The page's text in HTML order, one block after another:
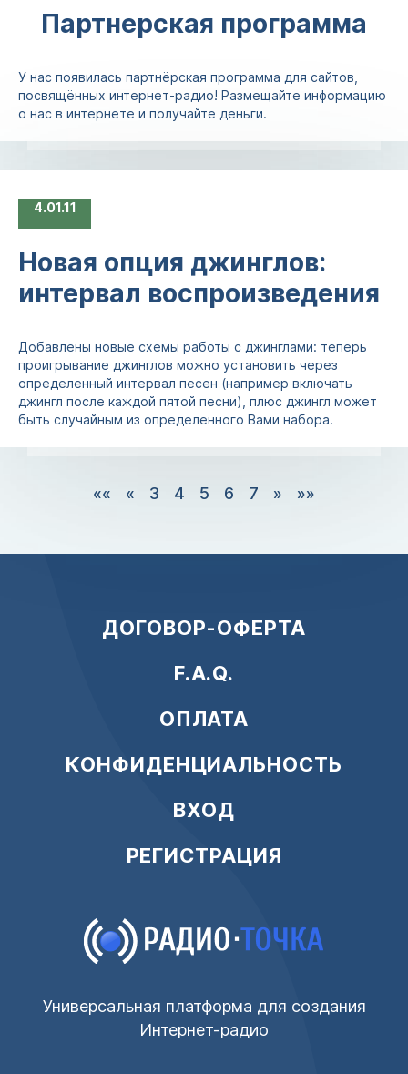
Партнерская программа
У нас появилась партнёрская программа для сайтов,
посвящённых интернет-радио! Размещайте информацию
о нас в интернете и получайте деньги.
4 01.11
Новая опция джинглов:
интервал воспроизведения
Добавлены новые схемы работы с джинглами: теперь
проигрывание джинглов можно установить через
определенный интервал песен (например включать
джингл после каждой пятой песни), плюс джингл может
быть случайным из определенного Вами набора.
«« « 3 4 5 6 7 » »»
ДОГОВОР-ОФЕРТА
F.A.Q.
ОПЛАТА
КОНФИДЕНЦИАЛЬНОСТЬ
ВХОД
РЕГИСТРАЦИЯ
Универсальная платформа для создания
Интернет-радио